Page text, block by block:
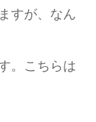
すが、なん
。こちらは